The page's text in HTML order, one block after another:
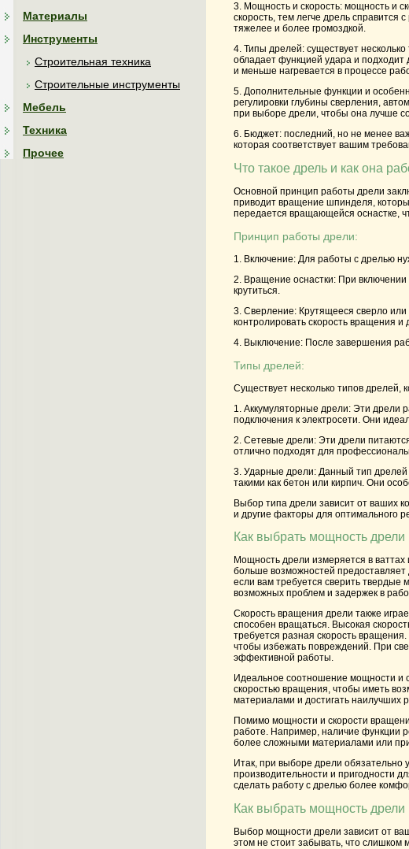
Материалы
Инструменты
Строительная техника
Строительные инструменты
Мебель
Техника
Прочее
3. Мощность и скорость: мощность и
скорость, тем легче дрель
тяжелее и более громоздкой.
4. Типы дрелей: существует
обладает функцией удара и
и меньше нагревается в процессе
5. Дополнительные функции и
регулировки глубины сверления,
при выборе дрели, чтобы она лучше
6. Бюджет: последний, но не менее
которая соответствует вашим
Что такое дрель и как она
Основной принцип работы дрели
приводит вращение шпинделя,
передается вращающейся оснастке,
Принцип работы дрели:
1. Включение: Для работы с дрелью
2. Вращение оснастки: При
крутиться.
3. Сверление: Крутящееся сверло или
контролировать скорость вращения
4. Выключение: После завершения
Типы дрелей:
Существует несколько типов дрелей,
1. Аккумуляторные дрели: Эти дрели
подключения к электросети. Они
2. Сетевые дрели: Эти дрели
отлично подходят для
3. Ударные дрели: Данный тип дрелей
такими как бетон или кирпич. Они
Выбор типа дрели зависит от ваших
и другие факторы для оптимального
Как выбрать мощность
Мощность дрели измеряется в
больше возможностей
если вам требуется сверить
возможных проблем и задержек в
Скорость вращения дрели также
способен вращаться. Высокая
требуется разная скорость
чтобы избежать повреждений. При
эффективной работы.
Идеальное соотношение мощности и
скоростью вращения, чтобы иметь
материалами и достигать наилучших
Помимо мощности и скорости
работе. Например, наличие функции
более сложными материалами или
Итак, при выборе дрели обязательно
производительности и пригодности
сделать работу с дрелью более
Как выбрать мощность
Выбор мощности дрели зависит от
этом не стоит забывать, что